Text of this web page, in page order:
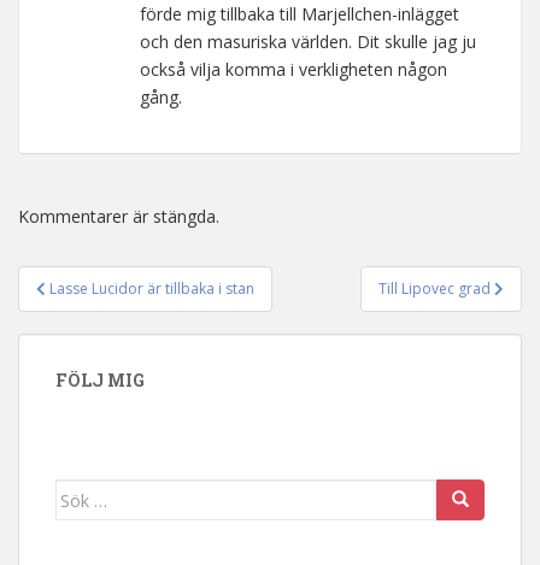
förde mig tillbaka till Marjellchen-inlägget
och den masuriska världen. Dit skulle jag ju
också vilja komma i verkligheten någon
gång.
Kommentarer är stängda.
Inläggsnavigering
Lasse Lucidor är tillbaka i stan Till Lipovec grad
FÖLJ MIG
Sök efter: